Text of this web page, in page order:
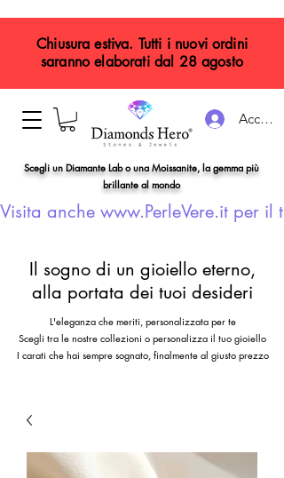
Accedi
Scegli un Diamante Lab o una Moissanite, la gemma più
brillante al mondo
Visita anche www.PerleVere.it per il
Chiusura estiva. Tutti i nuovi ordini
saranno elaborati dal 28 agosto
Il sogno di un gioiello eterno,
alla portata dei tuoi desideri
L'eleganza che meriti, personalizzata per te
Scegli tra le nostre collezioni o personalizza il tuo gioiello
I carati che hai sempre sognato, finalmente al giusto prezzo